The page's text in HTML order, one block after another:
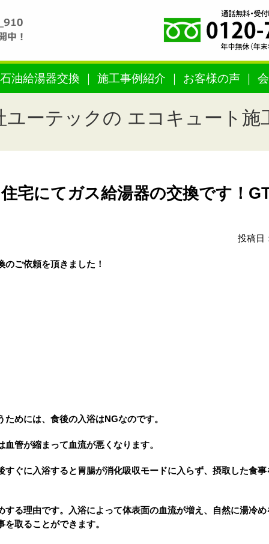
油給湯器交換 施工事例紹介 お客様の声
ユーテックの エコキュート施
宅にてガス給湯器の交換です！
投稿日
のご依頼を頂きました！
めには、食後の入浴はNGなのです。
管が縮まって血流が悪くなります。
ぐに入浴すると胃腸が消化吸収モードに入らず、摂取した食
る理由です。入浴によって体表面の血流が増え、自然に湯冷
取ることができます。